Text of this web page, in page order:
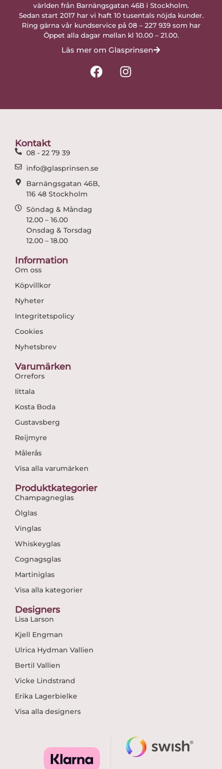
världen från Barnängsgatan 46B i Stockholm.
Sedan start 2017 har vi haft 10 tusentals nöjda kunder.
Ring gärna vår kundservice på 08 – 227 939 som har
Öppet alla dagar mellan kl 10.00 – 21.00.
Läs mer om Glasprinsen
F
a
I
n
Kontakt
08 - 22 79 39
info@glasprinsen.se
Barnängsgatan 46B,
116 48 Stockholm
Söndag & Måndag
12.00 – 16.00
Onsdag & Torsdag
12.00 – 18.00
Information
Om oss
Köpvillkor
Nyheter
Integritetspolicy
Cookies
Nyhetsbrev
Varumärken
Orrefors
Iittala
Kosta Boda
Gustavsberg
Reijmyre
Målerås
Visa alla varumärken
Produktkategorier
Champagneglas
Ölglas
Vinglas
Whiskeyglas
Cognagsglas
Martiniglas
Visa alla kategorier
Designers
Lisa Larson
Kjell Engman
Ulrica Hydman Vallien
Bertil Vallien
Vicke Lindstrand
Erika Lagerbielke
Visa alla designers